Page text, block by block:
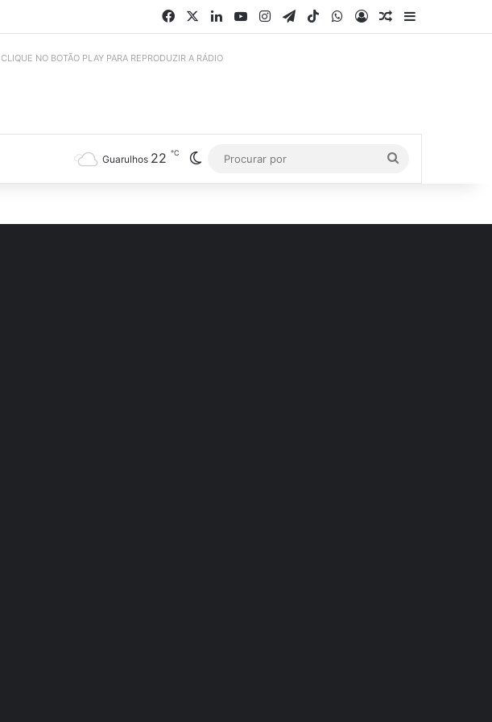
FacebookLinkedinYouTubeInstagramTelegramTikTokWhatsApp
EntrarArtigo aleatório
CLIQUE NO BOTÃO PLAY PARA REPRODUZIR A RÁDIO
Guarulhos 22 ℃ Switch skin
por